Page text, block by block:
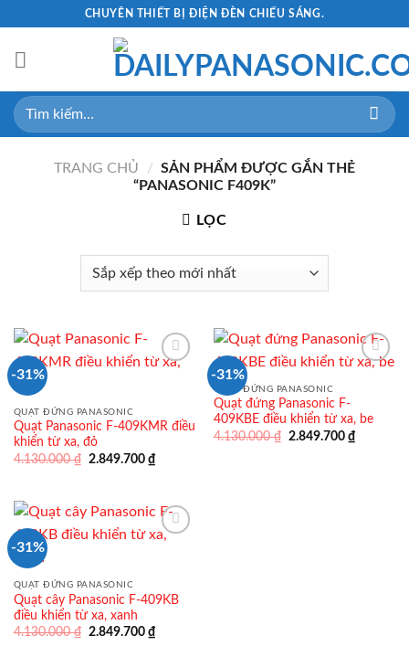
content
CHUYÊN THIẾT BỊ ĐIỆN ĐÈN CHIẾU SÁNG.
Tìm
kiếm:
TRANG CHỦ / SẢN PHẨM ĐƯỢC GẮN THẺ
“PANASONIC F409K”
LỌC
-31%
QUẠT ĐỨNG PANASONIC
Quạt Panasonic F-409KMR điều
khiển từ xa, đỏ
4.130.000₫ Giá
2.849.700 ₫Giá
hiện
2.849.700 ₫.
-31%
QUẠT ĐỨNG PANASONIC
Quạt đứng Panasonic F-
409KBE điều khiển từ xa, be
4.130.000₫ Giá
2.849.700 ₫Giá
hiện
-31%
QUẠT ĐỨNG PANASONIC
Quạt cây Panasonic F-409KB
điều khiển từ xa, xanh
4.130.000₫ Giá
2.849.700 ₫Giá